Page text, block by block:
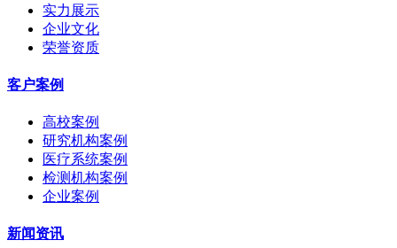
实力展示
企业文化
荣誉资质
客户案例
高校案例
研究机构案例
医疗系统案例
检测机构案例
企业案例
新闻资讯